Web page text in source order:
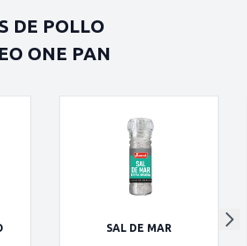
DE POLLO
ONE PAN
SAL DE MAR